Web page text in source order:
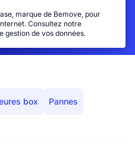
marque de Bemove, pour
Consultez notre
gestion de vos données.
box Pannes